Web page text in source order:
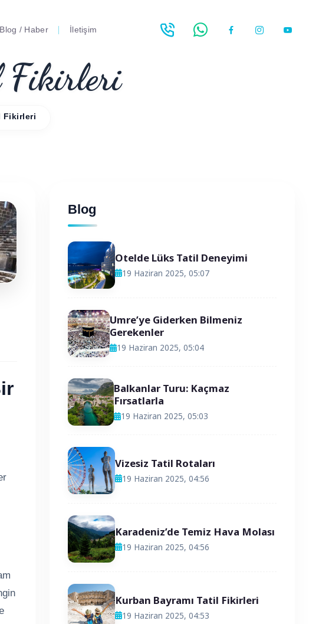
Blog / Haber İletişim
Fikirleri
Fikirleri
Blog
Otelde Lüks Tatil Deneyimi
19 Haziran 2025, 05:07
Umre’ye Giderken Bilmeniz
Gerekenler
19 Haziran 2025, 05:04
Balkanlar Turu: Kaçmaz
Fırsatlarla
19 Haziran 2025, 05:03
Vizesiz Tatil Rotaları
19 Haziran 2025, 04:56
Karadeniz’de Temiz Hava Molası
19 Haziran 2025, 04:56
Kurban Bayramı Tatil Fikirleri
19 Haziran 2025, 04:53